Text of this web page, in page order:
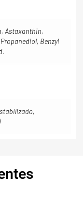
Astaxanthin,
Benzyl